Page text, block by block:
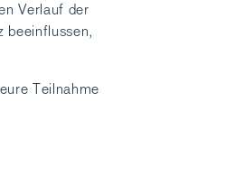
Verlauf der
beeinflussen,
Teilnahme